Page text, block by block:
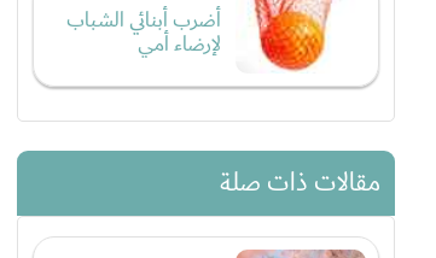
أضرب أبنائي الشباب
لإرضاء أمي
مقالات ذات صلة